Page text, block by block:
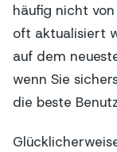
häufig nicht
oft aktualisiert
auf dem
wenn Sie
die beste